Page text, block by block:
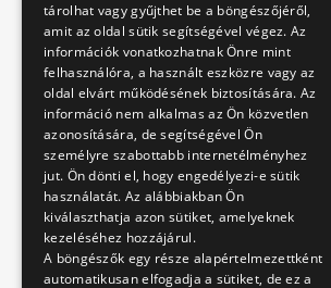
Metró és MFAV
MSZ EN ISO
rendszer
által biztosított
Különféle
tárolhat vagy gyűjthet be a böngészőjéről,
amit az oldal sütik segítségével végez. Az
információk vonatkozhatnak Önre mint
felhasználóra, a használt eszközre vagy az
oldal elvárt működésének biztosítására. Az
információ nem alkalmas az Ön közvetlen
azonosítására, de segítségével Ön
személyre szabottabb internetélményhez
jut. Ön dönti el, hogy engedélyezi-e sütik
használatát. Az alábbiakban Ön
kiválaszthatja azon sütiket, amelyeknek
kezeléséhez hozzájárul.
A böngészők egy része alapértelmezettként
automatikusan elfogadja a sütiket, de ez a